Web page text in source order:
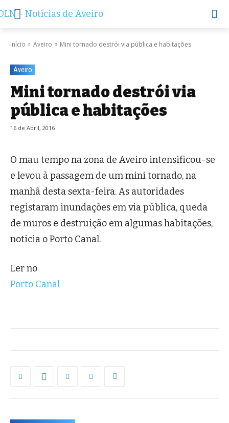
Início Aveiro Mini tornado destrói via pública e habitações
Aveiro
Mini tornado destrói via
pública e habitações
16 de Abril, 2016
O mau tempo na zona de Aveiro intensificou-se
e levou à passagem de um mini tornado, na
manhã desta sexta-feira. As autoridades
registaram inundações em via pública, queda
de muros e destruição em algumas habitações,
noticia o Porto Canal.
Ler no
Porto Canal